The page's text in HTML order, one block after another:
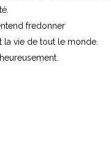
fredonner
la vie de tout le monde.